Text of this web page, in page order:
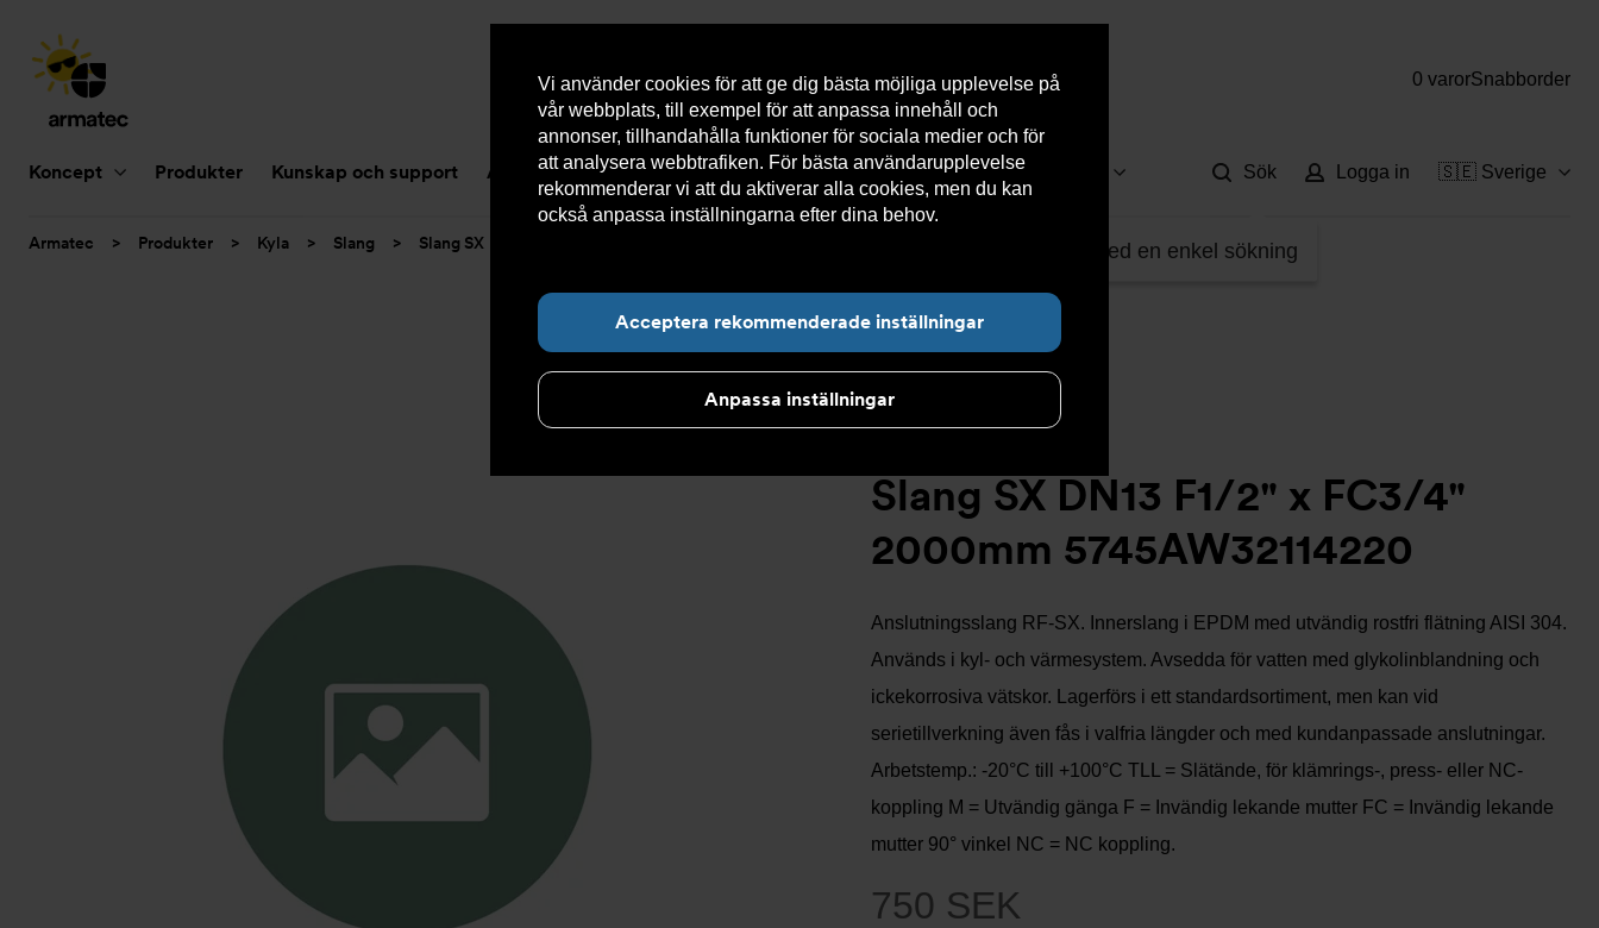
Vi använder cookies för att ge dig bästa möjliga upplevelse på
vår webbplats, till exempel för att anpassa innehåll och
annonser, tillhandahålla funktioner för sociala medier och för
att analysera webbtrafiken. För bästa användarupplevelse
rekommenderar vi att du aktiverar alla cookies, men du kan
också anpassa inställningarna efter dina behov.
Acceptera rekommenderade inställningar
Anpassa inställningar
0 varorSnabborder
Koncept Produkter Kunskap och support Aktuellt Om Armatec Hållbarhet Kontakta oss Kundservice
Hitta det du letar efter med en enkel sökning
Sök Logga in 🇸🇪 Sverige
Du
Armatec > Produkter > Kyla > Slang > Slang SX Slang SX DN13 F1/2" x FC3/4" 2000mm 5745AW32114220
Slang SX DN13 F1/2" x FC3/4"
2000mm 5745AW32114220
Anslutningsslang RF-SX. Innerslang i EPDM med utvändig rostfri flätning AISI 304.
Används i kyl- och värmesystem. Avsedda för vatten med glykolinblandning och
ickekorrosiva vätskor. Lagerförs i ett standardsortiment, men kan vid
serietillverkning även fås i valfria längder och med kundanpassade anslutningar.
Arbetstemp.: -20°C till +100°C TLL = Slätände, för klämrings-, press- eller NC-
koppling M = Utvändig gänga F = Invändig lekande mutter FC = Invändig lekande
mutter 90° vinkel NC = NC koppling.
750 SEK